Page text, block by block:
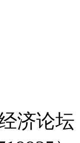
济论